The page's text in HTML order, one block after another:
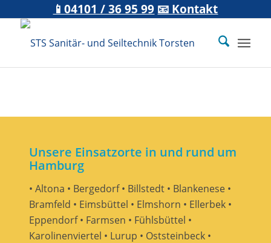
📱04101 / 36 95 99 📧 Kontakt
Unsere Einsatzorte in und rund um
Hamburg
• Altona • Bergedorf • Billstedt • Blankenese •
Bramfeld • Eimsbüttel • Elmshorn • Ellerbek •
Eppendorf • Farmsen • Fühlsbüttel •
Karolinenviertel • Lurup • Oststeinbeck •